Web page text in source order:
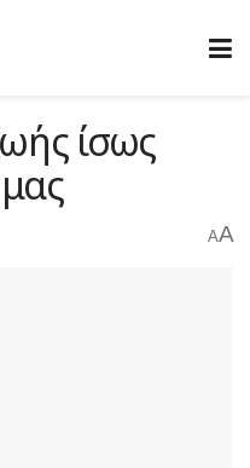
ίσως
AA